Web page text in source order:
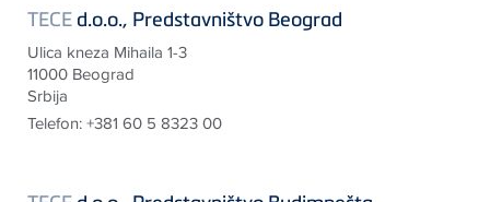
TECE d.o.o., Predstavništvo Beograd
Ulica kneza Mihaila 1-3
11000 Beograd
Srbija
Telefon:+381 60 5 8323 00